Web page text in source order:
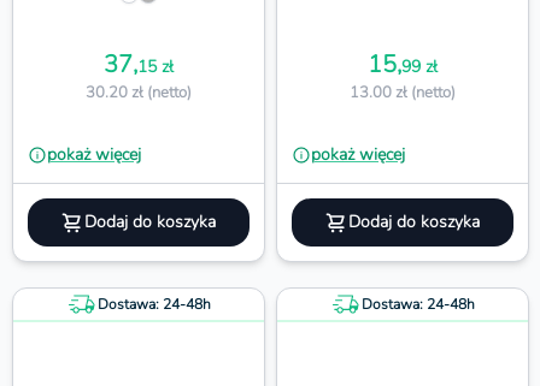
37,15 zł
30.20 zł (netto)
pokaż więcej
Dodaj do koszyka
15,99 zł
13.00 zł (netto)
pokaż więcej
Dodaj do koszyka
Dostawa: 24-48h Dostawa: 24-48h